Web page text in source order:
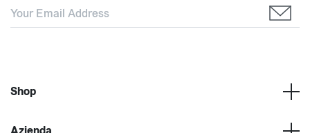
Shop